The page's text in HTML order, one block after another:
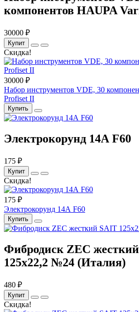
компонентов HAUPA
30000 ₽
Купит
Скидка!
30000 ₽
Набор инструментов VDE, 30
Profiset II
Купить
Электрокорунд 14А F60
175 ₽
Купит
Скидка!
175 ₽
Электрокорунд 14А F60
Купить
Фибродиск ZEC
125х22,2 №24 (Италия)
480 ₽
Купит
Скидка!